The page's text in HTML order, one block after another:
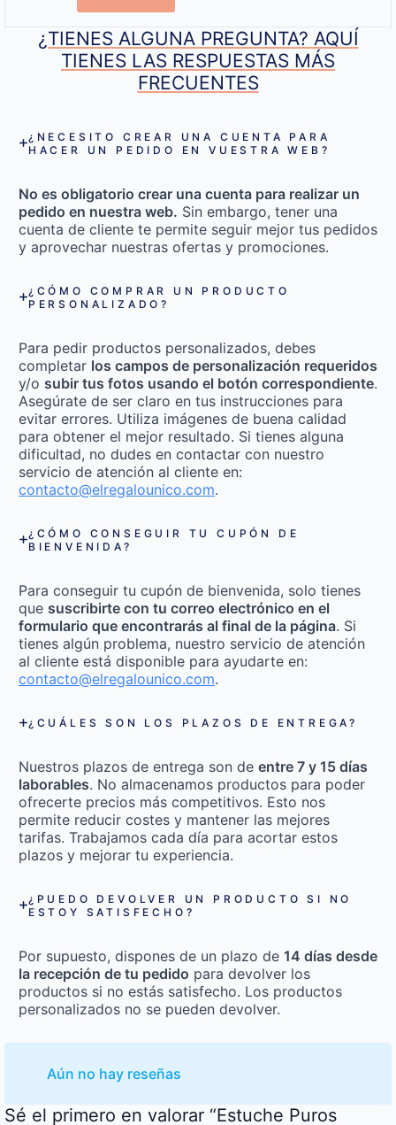
¿TIENES ALGUNA PREGUNTA? AQUÍ
TIENES LAS RESPUESTAS MÁS
FRECUENTES
¿NECESITO CREAR UNA CUENTA PARA
HACER UN PEDIDO EN VUESTRA WEB?
No es obligatorio crear una cuenta para realizar un
pedido en nuestra web. Sin embargo, tener una
cuenta de cliente te permite seguir mejor tus pedidos
y aprovechar nuestras ofertas y promociones.
¿CÓMO COMPRAR UN PRODUCTO
PERSONALIZADO?
Para pedir productos personalizados, debes
completar los campos de personalización requeridos
y/o subir tus fotos usando el botón correspondiente.
Asegúrate de ser claro en tus instrucciones para
evitar errores. Utiliza imágenes de buena calidad
para obtener el mejor resultado. Si tienes alguna
dificultad, no dudes en contactar con nuestro
servicio de atención al cliente en:
contacto@elregalounico.com.
¿CÓMO CONSEGUIR TU CUPÓN DE
BIENVENIDA?
Para conseguir tu cupón de bienvenida, solo tienes
que suscribirte con tu correo electrónico en el
formulario que encontrarás al final de la página. Si
tienes algún problema, nuestro servicio de atención
al cliente está disponible para ayudarte en:
contacto@elregalounico.com.
¿CUÁLES SON LOS PLAZOS DE ENTREGA?
Nuestros plazos de entrega son de entre 7 y 15 días
laborables. No almacenamos productos para poder
ofrecerte precios más competitivos. Esto nos
permite reducir costes y mantener las mejores
tarifas. Trabajamos cada día para acortar estos
plazos y mejorar tu experiencia.
¿PUEDO DEVOLVER UN PRODUCTO SI NO
ESTOY SATISFECHO?
Por supuesto, dispones de un plazo de 14 días desde
la recepción de tu pedido para devolver los
productos si no estás satisfecho. Los productos
personalizados no se pueden devolver.
Aún no hay reseñas
Sé el primero en valorar “Estuche Puros